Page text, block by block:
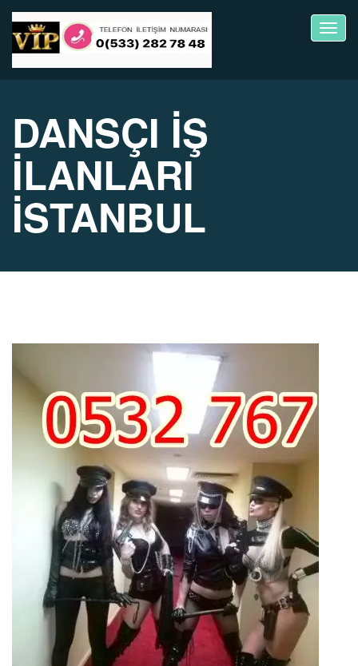
DANSÇI İŞ
İLANLARI
İSTANBUL